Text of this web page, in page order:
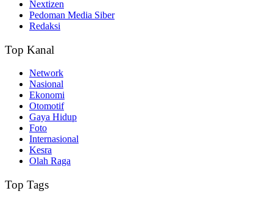
Nextizen
Pedoman Media Siber
Redaksi
Top Kanal
Network
Nasional
Ekonomi
Otomotif
Gaya Hidup
Foto
Internasional
Kesra
Olah Raga
Top Tags